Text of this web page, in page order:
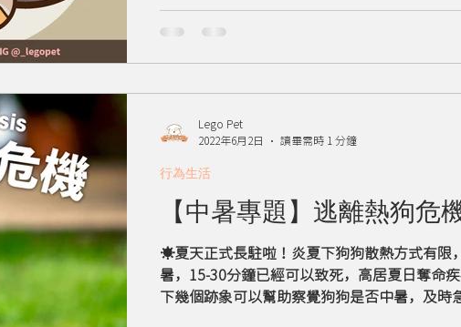
【中暑專題】逃離熱狗危
☀️夏天正式長駐啦！炎夏下狗狗散熱方式有限
暑，15-30分鐘已經可以致死，高居夏日奪命
下幾個跡象可以幫助察覺狗狗是否中暑，及
行為生活
Lego Pet
2022年6月2日
讀畢需時 1 分鐘